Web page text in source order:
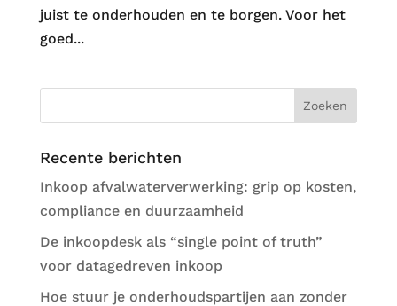
juist te onderhouden en te borgen. Voor het
goed...
Recente berichten
Inkoop afvalwaterverwerking: grip op kosten,
compliance en duurzaamheid
De inkoopdesk als “single point of truth”
voor datagedreven inkoop
Hoe stuur je onderhoudspartijen aan zonder